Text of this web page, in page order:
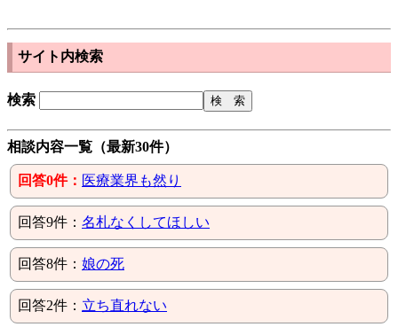
サイト内検索
検索
相談内容一覧（最新30件）
回答0件： 医療業界も然り
回答9件： 名札なくしてほしい
回答8件： 娘の死
回答2件： 立ち直れない